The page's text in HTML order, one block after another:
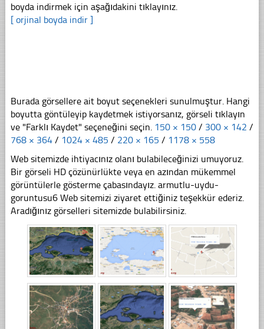
boyda indirmek için aşağıdakini tıklayınız.
[ orjinal boyda indir ]
Burada görsellere ait boyut seçenekleri sunulmuştur. Hangi
boyutta göntüleyip kaydetmek istiyorsanız, görseli tıklayın
ve "Farklı Kaydet" seçeneğini seçin. 150 × 150 / 300 × 142 /
768 × 364 / 1024 × 485 / 220 × 165 / 1178 × 558
Web sitemizde ihtiyacınız olanı bulabileceğinizi umuyoruz.
Bir görseli HD çözünürlükte veya en azından mükemmel
görüntülerle gösterme çabasındayız. armutlu-uydu-
goruntusu6 Web sitemizi ziyaret ettiğiniz teşekkür ederiz.
Aradığınız görselleri sitemizde bulabilirsiniz.